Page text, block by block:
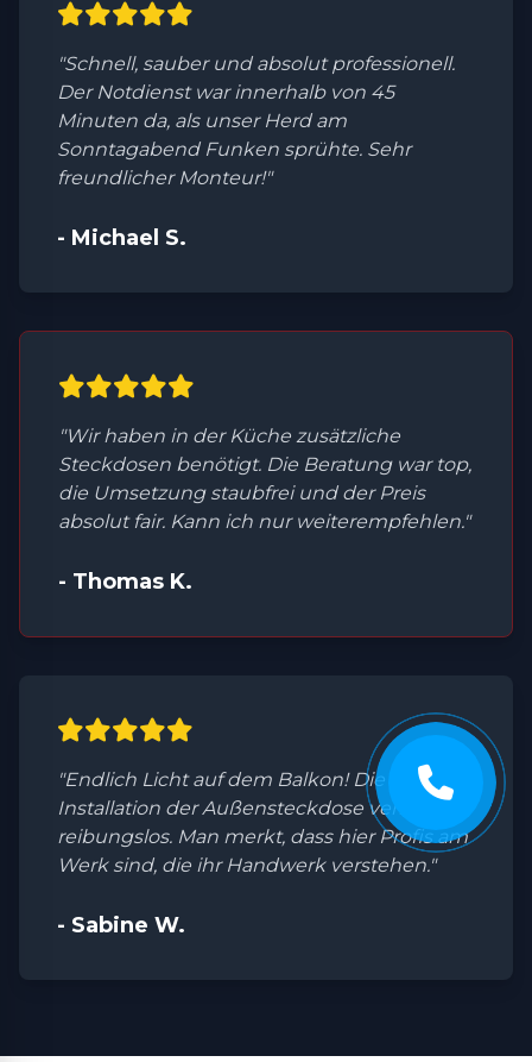
"Schnell, sauber und absolut professionell.
Der Notdienst war innerhalb von 45
Minuten da, als unser Herd am
Sonntagabend Funken sprühte. Sehr
freundlicher Monteur!"
- Michael S.
"Wir haben in der Küche zusätzliche
Steckdosen benötigt. Die Beratung war top,
die Umsetzung staubfrei und der Preis
absolut fair. Kann ich nur weiterempfehlen."
- Thomas K.
"Endlich Licht auf dem Balkon! Die
Installation der Außensteckdose verlief
reibungslos. Man merkt, dass hier Profis am
Werk sind, die ihr Handwerk verstehen."
- Sabine W.